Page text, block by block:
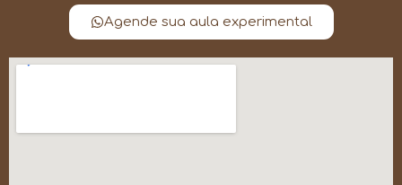
Agende sua aula experimental